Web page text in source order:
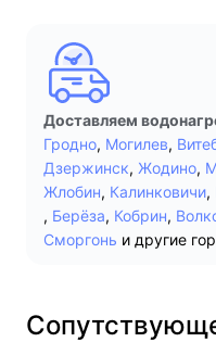
Доставляем
Гродно, Могилев,
Дзержинск, Жодино,
Жлобин, Калинковичи,
, Берёза, Кобрин,
Сморгонь и другие